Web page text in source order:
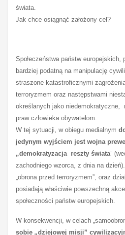
świata.
Jak chce osiągnąć założony cel?
Społeczeństwa państw europejskich,
bardziej podatną na manipulację
straszone katastroficznymi
terroryzmem oraz następstwami
określanych jako niedemokratyczne,
praw człowieka obywatelom.
W tej sytuacji, w obiegu medialnym
jedynym wyjściem jest wojna
„demokratyzacja reszty świata”
zachodniego wzorca, z dnia na
„obrona przed terroryzmem”, oraz
posiadają właściwie powszechną
społeczności państw europejskich.
W konsekwencji, w celach
sobie „dziejowej misji”